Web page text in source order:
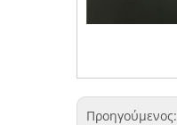
Προηγούμενος: